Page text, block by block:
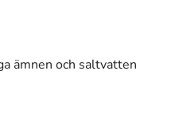
ämnen och saltvatten